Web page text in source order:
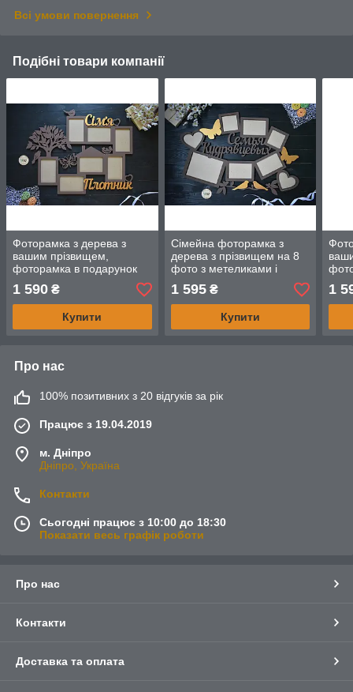
Всі умови повернення
Подібні товари компанії
Фоторамка з дерева з
вашим прізвищем,
фоторамка в подарунок
сім'ї, батькам, друзям, на
весілля
1 590 ₴
Купити
Сімейна фоторамка з
дерева з прізвищем на 8
фото з метеликами і
пташками, на ювілей,
весілля, річницю.
1 595₴
Купити
1
Про нас
100% позитивних з 20 відгуків за рік
Працює з 19.04.2019
м. Дніпро
Дніпро, Україна
Контакти
Сьогодні працює з 10:00 до 18:30
Показати весь графік роботи
Про нас
Контакти
Доставка та оплата